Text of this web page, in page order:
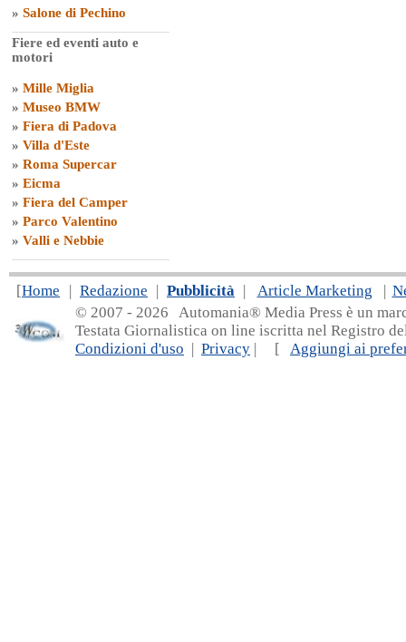
» Salone di Pechino
Fiere ed eventi auto e
motori
» Mille Miglia
» Museo BMW
» Fiera di Padova
» Villa d'Este
» Roma Supercar
» Eicma
» Fiera del Camper
» Parco Valentino
» Valli e Nebbie
[Home | Redazione | Pubblicità | Article Marketing |
© 2007 - 2026 Automania® Media Press è un
Testata Giornalistica on line iscritta nel Registro
Condizioni d'uso | Privacy | [ Aggiungi ai